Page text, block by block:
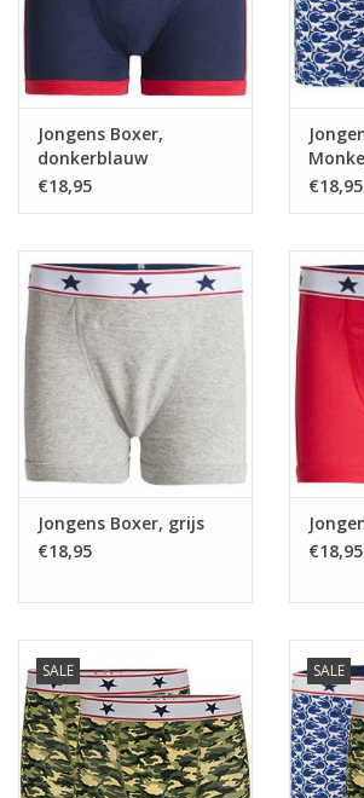
Wilt u het nameten op basis van het eigen
kind? Gebruik dan
Materiaal en wasvoorschrift
95% katoen, 5% elastaan.
Het UnderWunder ondergoed wordt met
volgens de Oeko-Tex Standard 100
mens en milieu.
Jongens Boxer,
donkerblauw
€18,95
€18,95
Jongens Boxer, grijs
€18,95
€18,95
SALE SALE